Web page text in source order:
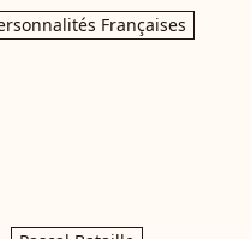
Françaises